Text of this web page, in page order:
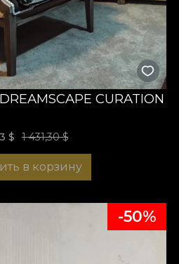
CURATION
$ 1 431,30 $
в корзину
-50%